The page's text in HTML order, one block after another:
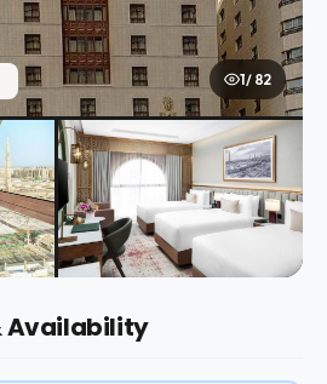
1 / 82
Availability